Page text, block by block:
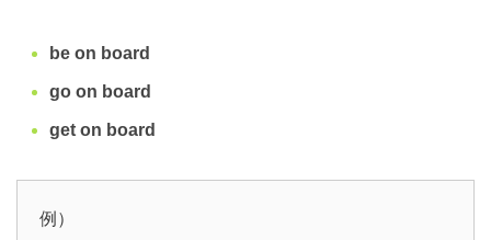
be on board
go on board
get on board
例）